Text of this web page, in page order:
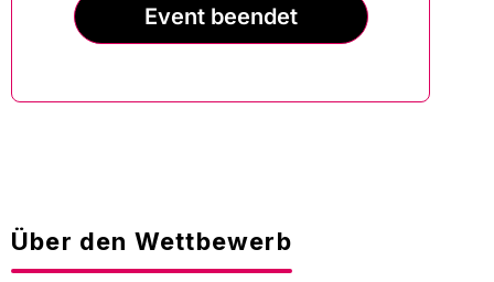
Event beendet
Über den Wettbewerb